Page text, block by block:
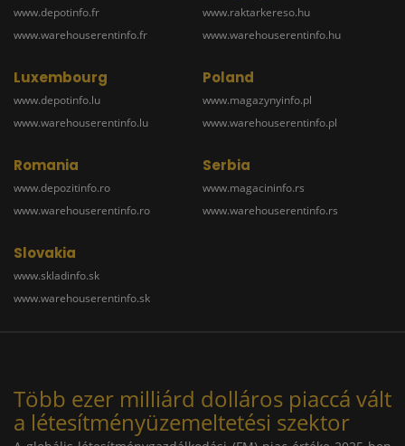
www.depotinfo.fr
www.warehouserentinfo.fr
www.raktarkereso.hu
www.warehouserentinfo.hu
Luxembourg
www.depotinfo.lu
www.warehouserentinfo.lu
Poland
www.magazynyinfo.pl
www.warehouserentinfo.pl
Romania
www.depozitinfo.ro
www.warehouserentinfo.ro
Serbia
www.magacininfo.rs
www.warehouserentinfo.rs
Slovakia
www.skladinfo.sk
www.warehouserentinfo.sk
Több ezer milliárd dolláros piaccá vált
a létesítményüzemeltetési szektor